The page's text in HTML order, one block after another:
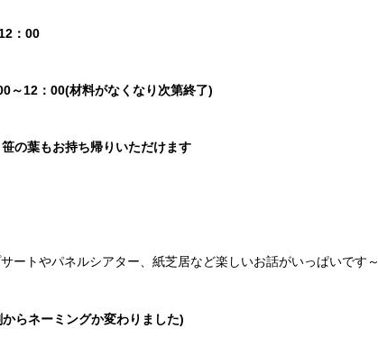
：00
12：00(材料がなくなり次第終了)
お持ち帰りいただけます
ートやパネルシアター、紙芝居など楽しいお話がいっぱいです～
ーミングか変わりました)